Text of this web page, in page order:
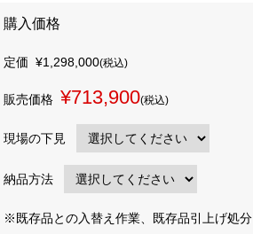
購入価格
定価 ¥1,298,000(税込)
販売価格 ¥713,900(税込)
現場の下見
納品方法
※既存品との入替え作業、既存品引上げ処分